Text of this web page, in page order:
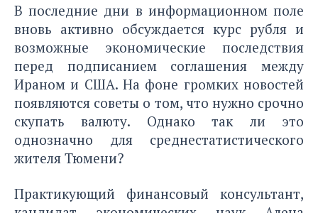
В последние дни в информационном поле
вновь активно обсуждается курс рубля и
возможные экономические последствия
перед подписанием соглашения между
Ираном и США. На фоне громких новостей
появляются советы о том, что нужно срочно
скупать валюту. Однако так ли это
однозначно для среднестатистического
жителя Тюмени?
Практикующий финансовый консультант,